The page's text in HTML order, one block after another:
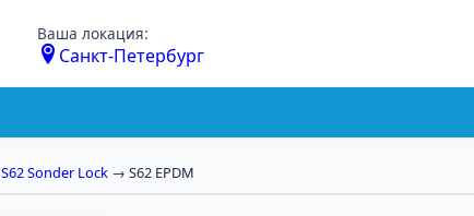
Ваша локация:
Санкт-Петербург
S62 Sonder Lock → S62 EPDM